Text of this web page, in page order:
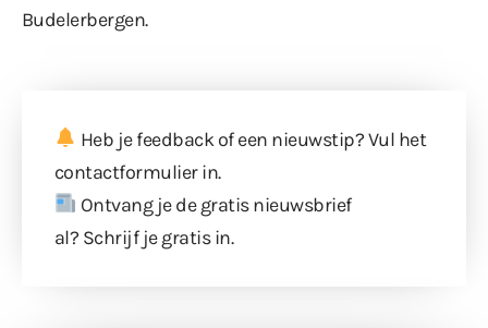
Budelerbergen.
Heb je feedback of een nieuwstip? Vul het
contactformulierin.
Ontvang je de gratis nieuwsbrief
al? Schrijf je gratis in.